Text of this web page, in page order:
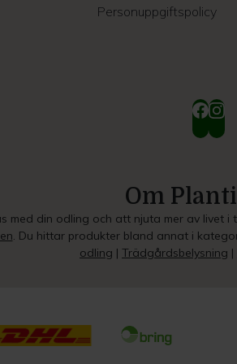
Personuppgiftspolicy
Om
din odling och att njuta mer av livet
. Du hittar produkter bland annat i
odling | Trädgårdsbelysning |